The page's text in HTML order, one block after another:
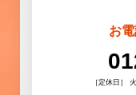
お
［定休日］